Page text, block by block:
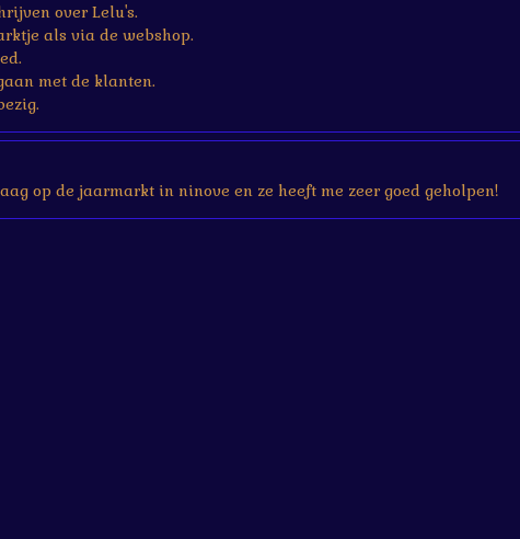
over Lelu's.
als via de webshop.
met de klanten.
op de jaarmarkt in ninove en ze heeft me zeer goed geholpen!